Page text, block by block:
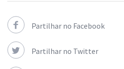
Partilhar no Facebook
Partilhar no Twitter